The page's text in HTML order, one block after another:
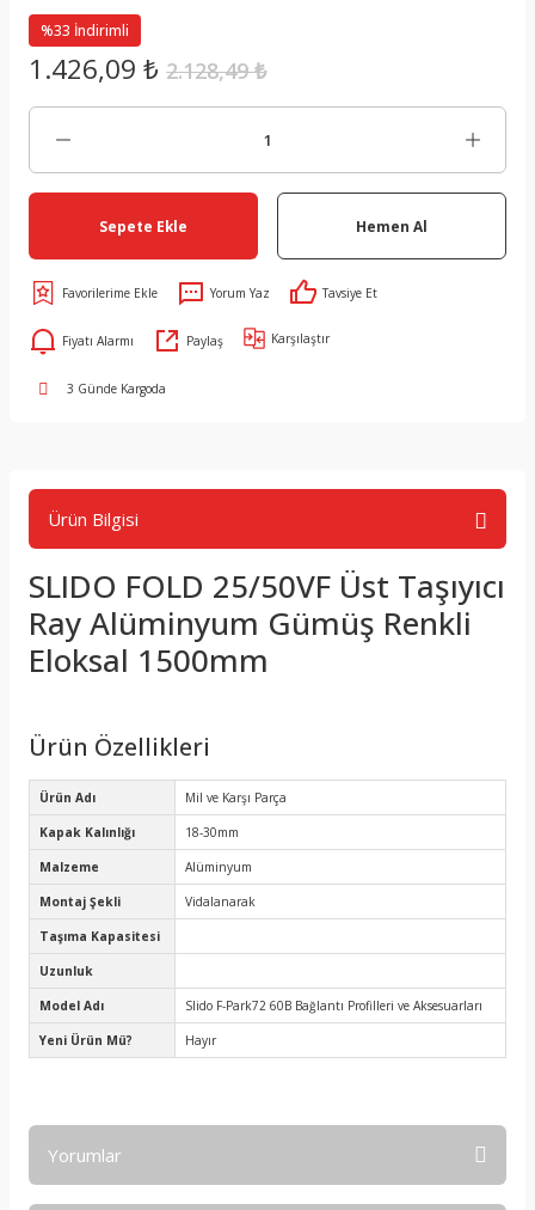
%33 İndirimli
1.426,09 ₺ 2.128,49 ₺
Sepete Ekle Hemen Al
Yorum Yaz Tavsiye Et
Fiyatı Alarmı Paylaş Karşılaştır
3 Günde Kargoda
Ürün Bilgisi
SLIDO FOLD 25/50VF Üst Taşıyıcı
Ray Alüminyum Gümüş Renkli
Eloksal 1500mm
Ürün Özellikleri
Ürün Adı Mil ve Karşı Parça
Kapak Kalınlığı 18-30mm
Malzeme Alüminyum
Montaj Şekli Vidalanarak
Taşıma Kapasitesi
Uzunluk
Model Adı Slido F-Park72 60B Bağlantı Profilleri ve Aksesuarları
Yeni Ürün Mü? Hayır
Yorumlar